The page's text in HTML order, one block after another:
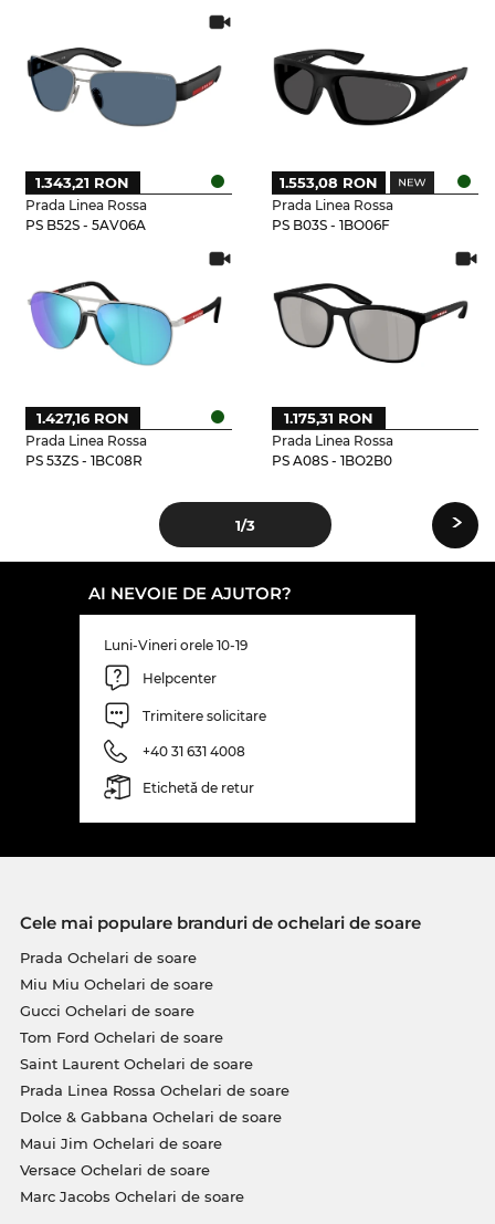
Prada Linea Rossa
PS B52S - 5AV06A
1.343,21 RON
Prada Linea Rossa
PS B03S - 1BO06F
1.553,08 RON
Prada Linea Rossa
PS 53ZS - 1BC08R
1.427,16 RON
Prada Linea Rossa
PS A08S - 1BO2B0
1.175,31 RON
1/3 ›
AI NEVOIE DE AJUTOR?
Luni-Vineri orele 10-19
Helpcenter
Trimitere solicitare
+40 31 631 4008
Etichetă de retur
Cele mai populare branduri de ochelari de soare
Prada Ochelari de soare
Miu Miu Ochelari de soare
Gucci Ochelari de soare
Tom Ford Ochelari de soare
Saint Laurent Ochelari de soare
Prada Linea Rossa Ochelari de soare
Dolce & Gabbana Ochelari de soare
Maui Jim Ochelari de soare
Versace Ochelari de soare
Marc Jacobs Ochelari de soare